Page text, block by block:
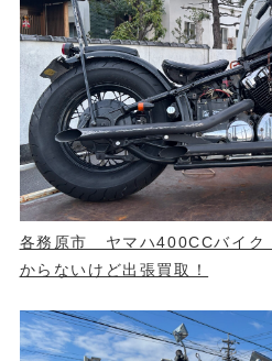
各務原市 ヤマハ400CCバイ
からないけど出張買取！